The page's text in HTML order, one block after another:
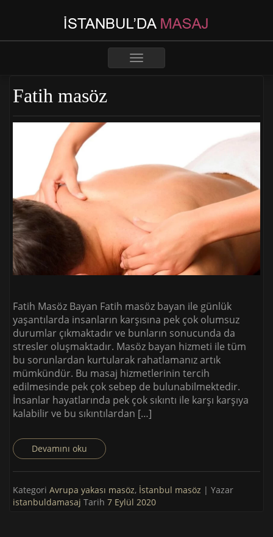
Toggle
Fatih masöz
Fatih Masöz Bayan Fatih masöz bayan ile günlük
yaşantılarda insanların karşısına pek çok olumsuz
durumlar çıkmaktadır ve bunların sonucunda da
stresler oluşmaktadır. Masöz bayan hizmeti ile tüm
bu sorunlardan kurtularak rahatlamanız artık
mümkündür. Bu masaj hizmetlerinin tercih
edilmesinde pek çok sebep de bulunabilmektedir.
İnsanlar hayatlarında pek çok sıkıntı ile karşı karşıya
kalabilir ve bu sıkıntılardan […]
Devamını oku
Kategori Avrupa yakası masöz, İstanbul masöz | Yazar
istanbuldamasaj Tarih 7 Eylül 2020